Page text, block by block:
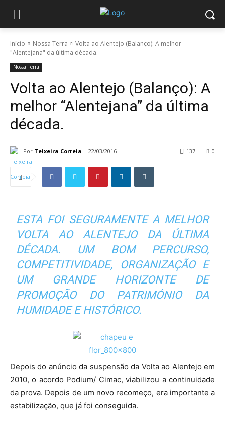
Início Nossa Terra
Volta ao Alentejo (Balanço): A melhor
"Alentejana" da última década.
Nossa Terra
Volta ao Alentejo (Balanço): A
melhor “Alentejana” da última
década.
Por Teixeira Correia 22/03/2016 0
137
ESTA FOI SEGURAMENTE A MELHOR
VOLTA AO ALENTEJO DA ÚLTIMA
DÉCADA. UM BOM PERCURSO,
COMPETITIVIDADE, ORGANIZAÇÃO E
UM GRANDE HORIZONTE DE
PROMOÇÃO DO PATRIMÓNIO DA
HUMIDADE E HISTÓRICO.
Depois do anúncio da suspensão da Volta ao Alentejo em
2010, o acordo Podium/ Cimac, viabilizou a continuidade
da prova. Depois de um novo recomeço, era importante a
estabilização, que já foi conseguida.